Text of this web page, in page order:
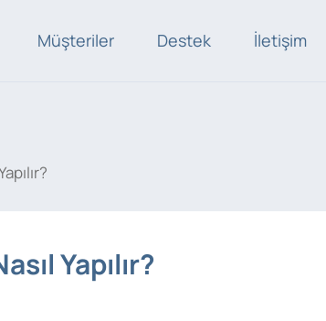
Müşteriler Destek İletişim
Yapılır?